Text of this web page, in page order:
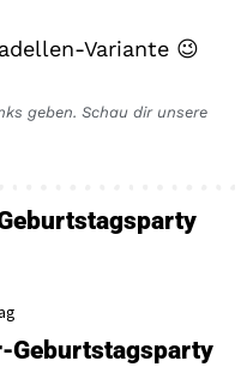
Variante 😉
geben. Schau dir unsere
Geburtstagsparty